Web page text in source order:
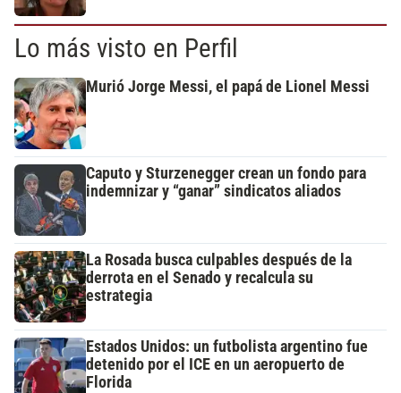
Lo más visto en Perfil
Murió Jorge Messi, el papá de Lionel Messi
Caputo y Sturzenegger crean un fondo para
indemnizar y “ganar” sindicatos aliados
La Rosada busca culpables después de la
derrota en el Senado y recalcula su
estrategia
Estados Unidos: un futbolista argentino fue
detenido por el ICE en un aeropuerto de
Florida